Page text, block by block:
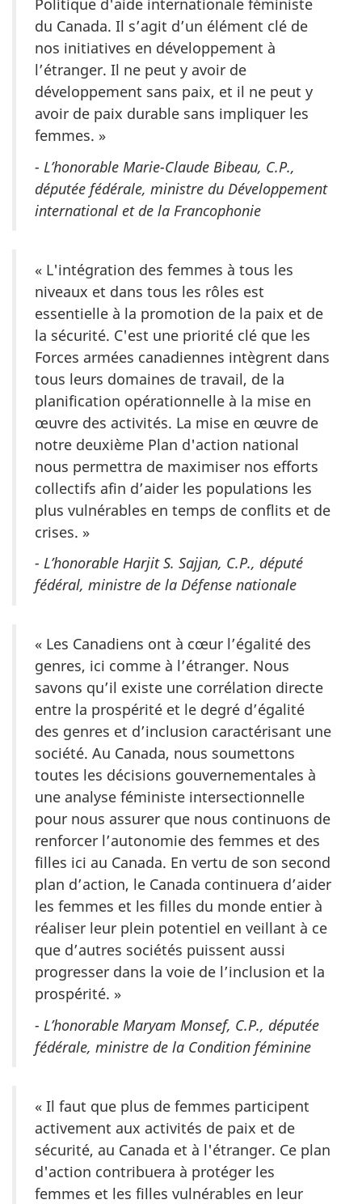
Politique d'aide internationale féministe
du Canada. Il s’agit d’un élément clé de
nos initiatives en développement à
l’étranger. Il ne peut y avoir de
développement sans paix, et il ne peut y
avoir de paix durable sans impliquer les
femmes. »
- L’honorable Marie-Claude Bibeau, C.P.,
députée fédérale, ministre du Développement
international et de la Francophonie
« L'intégration des femmes à tous les
niveaux et dans tous les rôles est
essentielle à la promotion de la paix et de
la sécurité. C'est une priorité clé que les
Forces armées canadiennes intègrent dans
tous leurs domaines de travail, de la
planification opérationnelle à la mise en
œuvre des activités. La mise en œuvre de
notre deuxième Plan d'action national
nous permettra de maximiser nos efforts
collectifs afin d’aider les populations les
plus vulnérables en temps de conflits et de
crises. »
- L’honorable Harjit S. Sajjan, C.P., député
fédéral, ministre de la Défense nationale
« Les Canadiens ont à cœur l’égalité des
genres, ici comme à l’étranger. Nous
savons qu’il existe une corrélation directe
entre la prospérité et le degré d’égalité
des genres et d’inclusion caractérisant une
société. Au Canada, nous soumettons
toutes les décisions gouvernementales à
une analyse féministe intersectionnelle
pour nous assurer que nous continuons de
renforcer l’autonomie des femmes et des
filles ici au Canada. En vertu de son second
plan d’action, le Canada continuera d’aider
les femmes et les filles du monde entier à
réaliser leur plein potentiel en veillant à ce
que d’autres sociétés puissent aussi
progresser dans la voie de l’inclusion et la
prospérité. »
- L’honorable Maryam Monsef, C.P., députée
fédérale, ministre de la Condition féminine
« Il faut que plus de femmes participent
activement aux activités de paix et de
sécurité, au Canada et à l'étranger. Ce plan
d'action contribuera à protéger les
femmes et les filles vulnérables en leur